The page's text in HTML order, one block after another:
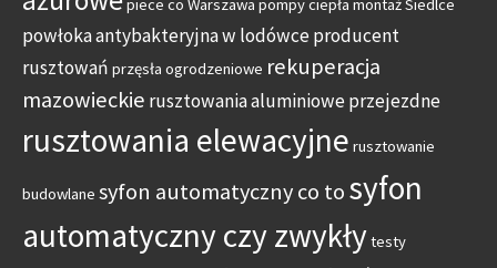
piece co Warszawa pompy ciepła montaż Siedlce
powłoka antybakteryjna w lodówceproducent
rusztowań przęsła ogrodzeniowe rekuperacja
mazowieckie rusztowania aluminiowe przejezdne
rusztowania elewacyjne rusztowanie
budowlane syfon automatyczny co tosyfon
automatyczny czy zwykłytesty